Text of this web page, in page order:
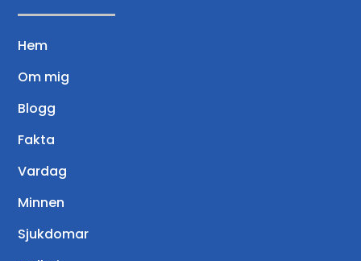
Hem
Om mig
Blogg
Fakta
Vardag
Minnen
Sjukdomar